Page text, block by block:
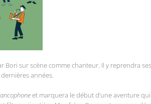
Bori sur scène comme chanteur. Il y reprendra
années.
et marquera le début d’une aventure